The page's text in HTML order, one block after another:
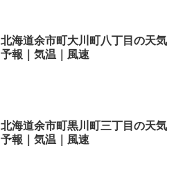
北海道余市町大川町八丁目の天気
予報｜気温｜風速
北海道余市町黒川町三丁目の天気
予報｜気温｜風速